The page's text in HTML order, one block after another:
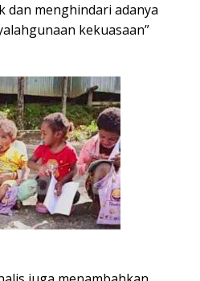
dan menghindari adanya
kekuasaan”